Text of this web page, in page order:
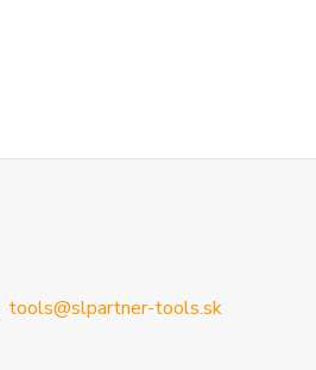
tools@slpartner-tools.sk